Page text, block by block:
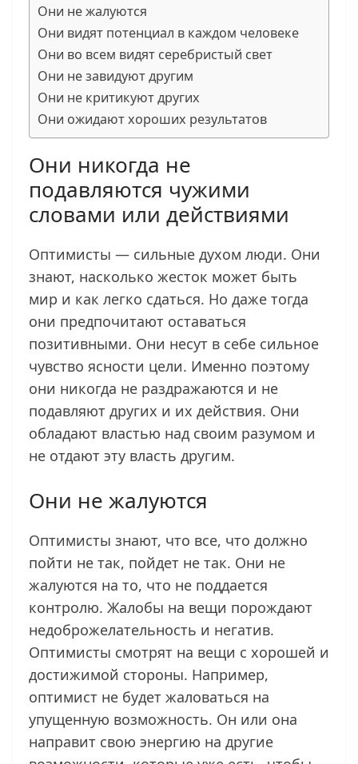
Они не жалуются
Они видят потенциал в каждом человеке
Они во всем видят серебристый свет
Они не завидуют другим
Они не критикуют других
Они ожидают хороших результатов
Они никогда не
подавляются чужими
словами или действиями
Оптимисты — сильные духом люди. Они
знают, насколько жесток может быть
мир и как легко сдаться. Но даже тогда
они предпочитают оставаться
позитивными. Они несут в себе сильное
чувство ясности цели. Именно поэтому
они никогда не раздражаются и не
подавляют других и их действия. Они
обладают властью над своим разумом и
не отдают эту власть другим.
Они не жалуются
Оптимисты знают, что все, что должно
пойти не так, пойдет не так. Они не
жалуются на то, что не поддается
контролю. Жалобы на вещи порождают
недоброжелательность и негатив.
Оптимисты смотрят на вещи с хорошей и
достижимой стороны. Например,
оптимист не будет жаловаться на
упущенную возможность. Он или она
направит свою энергию на другие